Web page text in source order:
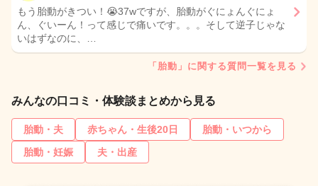
もう胎動がきつい！😭37wですが、胎動がぐにょんぐにょ
ん、ぐいーん！って感じで痛いです。。。そして逆子じゃな
いはずなのに、…
「胎動」に関する質問一覧を見る
みんなの口コミ・体験談まとめから見る
胎動・夫 赤ちゃん・生後20日
胎動・いつから
胎動・妊娠
夫・出産